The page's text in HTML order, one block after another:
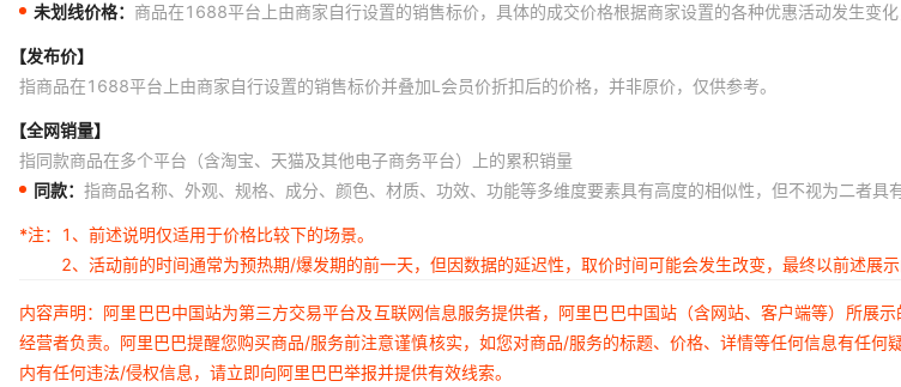
未划线价格： 商品在1688平台上由商家自行设置的销售标价，具体的成交价格根据商家设置的各种优惠活动发生变化
【发布价】
指商品在1688平台上由商家自行设置的销售标价并叠加L会员价折扣后的价格，并非原价，仅供参考。
【全网销量】
指同款商品在多个平台（含淘宝、天猫及其他电子商务平台）上的累积销量
同款： 指商品名称、外观、规格、成分、颜色、材质、功效、功能等多维度要素具有高度的相似性，但不视为二者具
*注：
1、前述说明仅适用于价格比较下的场景。
2、活动前的时间通常为预热期/爆发期的前一天，但因数据的延迟性，取价时间可能会发生改变，最终以前述展
内容声明：阿里巴巴中国站为第三方交易平台及互联网信息服务提供者，阿里巴巴中国站（含网站、客户端等）所
经营者负责。阿里巴巴提醒您购买商品/服务前注意谨慎核实，如您对商品/服务的标题、价格、详情等任何信息有任
内有任何违法/侵权信息，请立即向阿里巴巴举报并提供有效线索。